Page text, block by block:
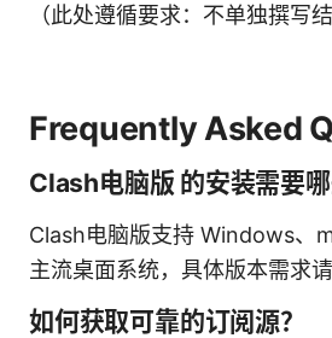
（此处遵循要求：不单独撰写
Frequently Asked
Clash电脑版 的安装需要哪
Clash电脑版支持 Windows、
主流桌面系统，具体版本需求
如何获取可靠的订阅源？